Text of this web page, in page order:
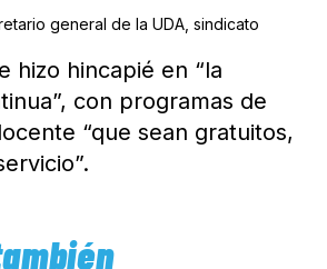
general de la UDA, sindicato
hizo hincapié en “la
con programas de
“que sean gratuitos,